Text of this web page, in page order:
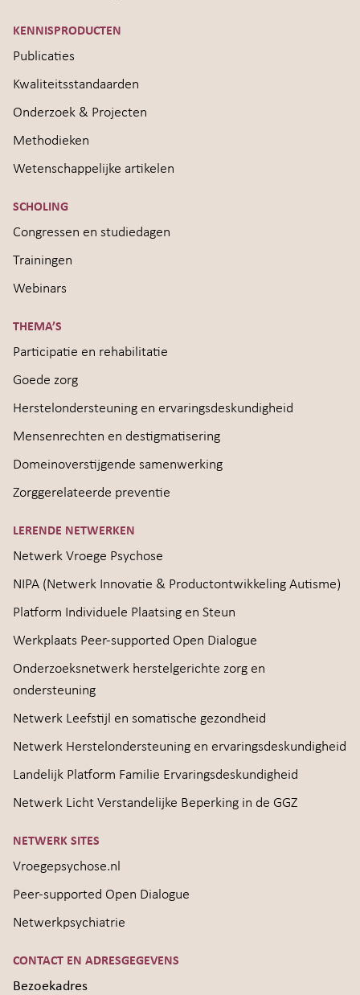
KENNISPRODUCTEN
Publicaties
Kwaliteitsstandaarden
Onderzoek & Projecten
Methodieken
Wetenschappelijke artikelen
SCHOLING
Congressen en studiedagen
Trainingen
Webinars
THEMA’S
Participatie en rehabilitatie
Goede zorg
Herstelondersteuning en ervaringsdeskundigheid
Mensenrechten en destigmatisering
Domeinoverstijgende samenwerking
Zorggerelateerde preventie
LERENDE NETWERKEN
Netwerk Vroege Psychose
NIPA (Netwerk Innovatie & Productontwikkeling Autisme)
Platform Individuele Plaatsing en Steun
Werkplaats Peer-supported Open Dialogue
Onderzoeksnetwerk herstelgerichte zorg en
ondersteuning
Netwerk Leefstijl en somatische gezondheid
Netwerk Herstelondersteuning en ervaringsdeskundigheid
Landelijk Platform Familie Ervaringsdeskundigheid
Netwerk Licht Verstandelijke Beperking in de GGZ
NETWERK SITES
Vroegepsychose.nl
Peer-supported Open Dialogue
Netwerkpsychiatrie
CONTACT EN ADRESGEGEVENS
Bezoekadres